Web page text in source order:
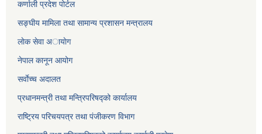
कर्णाली प्रदेश पोर्टल
सङ्घीय मामिला तथा सामान्य प्रशासन मन्त्रालय
लाेक सेवा अायाेग
नेपाल कानून आयोग
सर्वाेच्च अदालत
प्रधानमन्त्री तथा मन्त्रिपरिषद्को कार्यालय
राष्ट्रिय परिचयपत्र तथा पंजीकरण विभाग